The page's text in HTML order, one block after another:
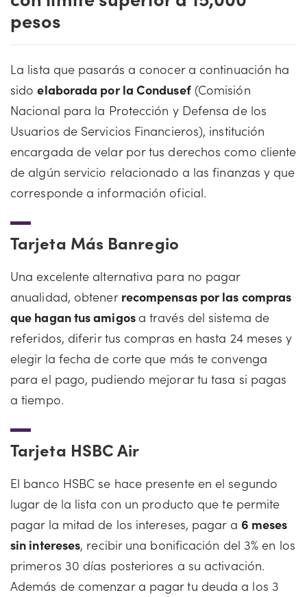
pesos
La lista que pasarás a conocer a continuación ha
sidoelaborada por la Condusef(Comisión
Nacional para la Protección y Defensa de los
Usuarios de Servicios Financieros), institución
encargada de velar por tus derechos como cliente
de algún servicio relacionado a las finanzas y que
corresponde a información oficial.
Tarjeta Más Banregio
Una excelente alternativa para no pagar
anualidad, obtener recompensas por las compras
que hagan tus amigos a través del sistema de
referidos, diferir tus compras en hasta 24 meses y
elegir la fecha de corte que más te convenga
para el pago, pudiendo mejorar tu tasa si pagas
a tiempo.
Tarjeta HSBC Air
El banco HSBC se hace presente en el segundo
lugar de la lista con un producto que te permite
pagar la mitad de los intereses, pagar a 6 meses
sin intereses, recibir una bonificación del 3% en los
primeros 30 días posteriores a su activación.
Además de comenzar a pagar tu deuda a los 3